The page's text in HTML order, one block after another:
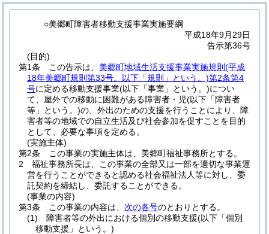
○美郷町障害者移動支援事業実施要綱
平成18年9月29日
告示第36号
(目的)
第1条
この告示は、 美郷町地域生活支援事業実施規則 (平成
18年美郷町規則第33号。以下「規則」という。)第2条第4
号に定める移動支援事業(以下「事業」という。)につい
て、屋外での移動に困難がある障害者・児(以下「障害者
等」という。)の、外出のための支援を行うことにより、障
害者等の地域での自立生活及び社会参加を促すことを目的
として、必要な事項を定める。
(実施主体)
第2条
この事業の実施主体は、美郷町福祉事務所とする。
2
福祉事務所長は、この事業の全部又は一部を適切な事業運
営を行うことができると認める社会福祉法人等に対し、委
託契約を締結し、委託することができる。
(事業の内容)
第3条
この事業の内容は、 次の各号のとおりとする。
(1)
障害者等の外出における個別の移動支援(以下「個別
移動支援」という。)